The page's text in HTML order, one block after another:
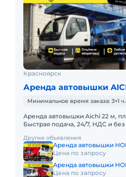
Красноярск
Аренда автовышки
Минимальное время заказа: 3+1 ч.
Аренда автовышки Aichi 22 м,
Быстрая подача, 24/7, НДС и
AICHI 22 МЕТРА С БОЛЬ
Другие объявления
Аренда автовышки
Цена по запросу
Аренда автовышки
Цена по запросу